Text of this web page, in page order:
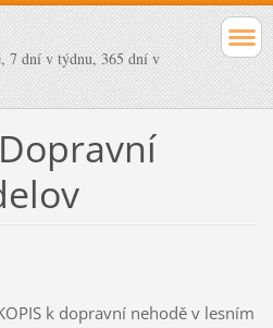
7 dní v týdnu, 365 dní v
k dopravní nehodě v lesním